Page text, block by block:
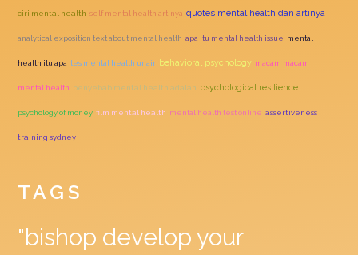
ciri mental health self mental health artinya quotes mental health dan artinya
analytical exposition text about mental health apa itu mental health issue mental
health itu apa tes mental health unair behavioral psychology macam macam
mental health penyebab mental health adalah psychological resilience
psychology of money film mental health mental health test online assertiveness
training sydney
TAGS
"bishop develop your